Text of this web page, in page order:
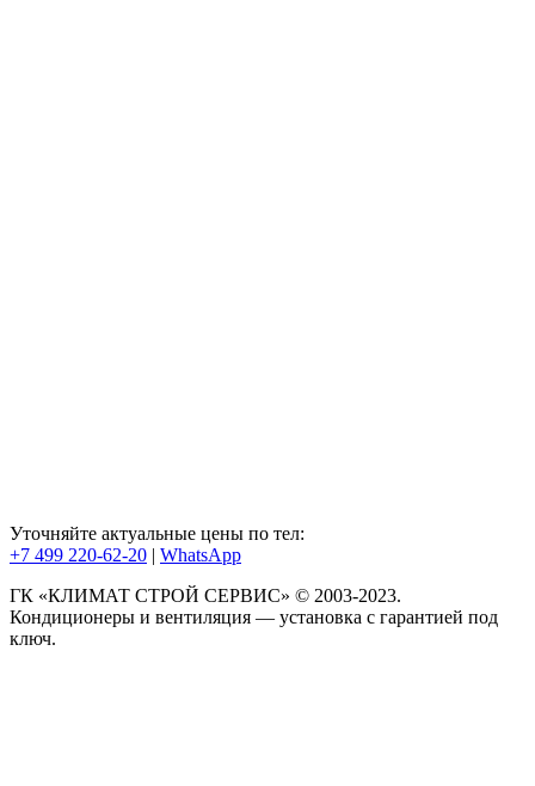
Уточняйте актуальные цены по тел:
+7 499 220-62-20 | WhatsАpp
ГК «КЛИМАТ СТРОЙ СЕРВИС» © 2003-2023.
Кондиционеры и вентиляция — установка с гарантией под
ключ.